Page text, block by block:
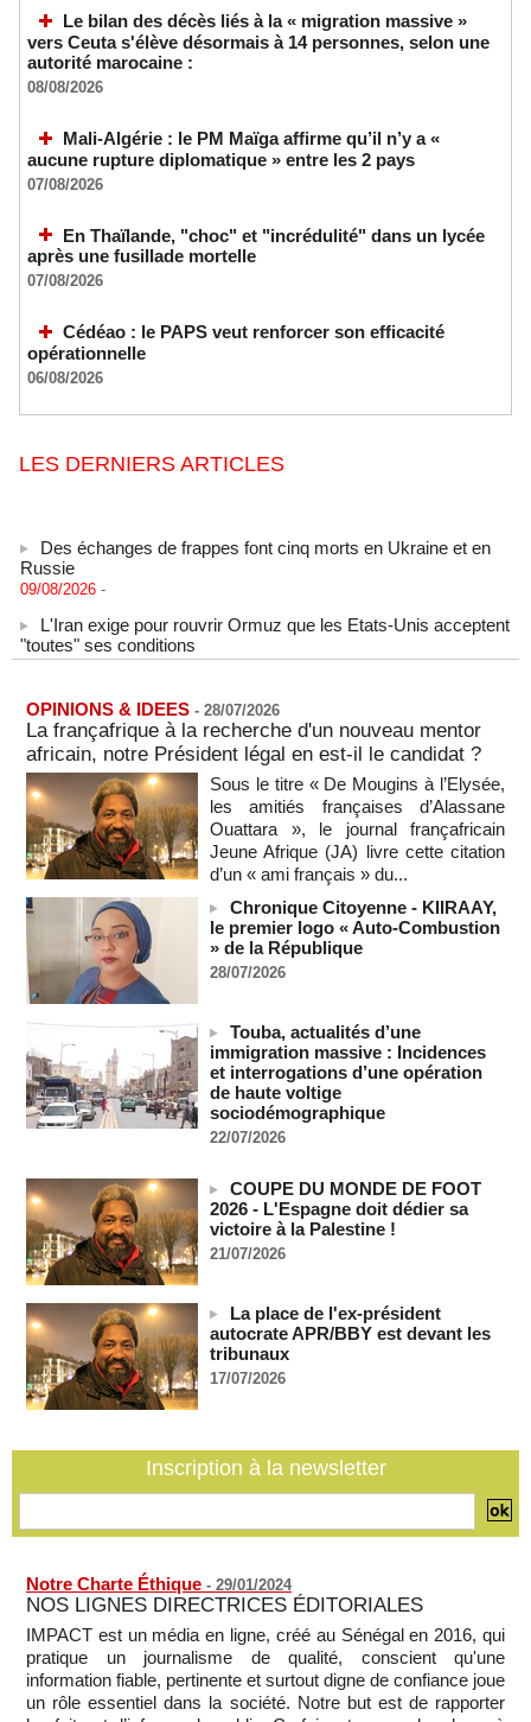
Le bilan des décès liés à la « migration massive »
vers Ceuta s'élève désormais à 14 personnes, selon une
autorité marocaine :
08/08/2026
Mali-Algérie : le PM Maïga affirme qu’il n’y a «
aucune rupture diplomatique » entre les 2 pays
07/08/2026
En Thaïlande, "choc" et "incrédulité" dans un lycée
après une fusillade mortelle
07/08/2026
Cédéao : le PAPS veut renforcer son efficacité
opérationnelle
06/08/2026
LES DERNIERS ARTICLES
Russie
09/08/2026
"toutes" ses conditions
09/08/2026 -
États-Unis
09/08/2026 -
Chine : plus d’un million de personnes évacuées avant
l’arrivée du typhon Dolphin
09/08/2026 -
un ancien colistier du Rassemblement national écroué pour
le meurtre présumé de son ex-compagne
09/08/2026 -
ENTRETIEN EXCLUSIF – Boubacar Boris Diop : « Dans le
Sahel, l’enjeu n’est pas la lutte pour la démocratie mais la
résistance à des puissances décidées à semer le chaos »
(Partie 2 & fin)
09/08/2026 -MOMAR DIENG
Les Émirats arabes unis annoncent que l'Iran a ciblé l'un de
leurs navires avec un missile dans le détroit d'Ormuz
08/08/2026 -
Le bilan des décès liés à la « migration massive » vers
Ceuta s'élève désormais à 14 personnes, selon une autorité
08/08/2026 -
Sénégal - Une revue de presse du 8 août 2026 (Par IA)
08/08/2026 -MOMO ALADJI
SENEGAL - Les Unes de la presse quotidienne du 8/9 août
2026
08/08/2026 -MOMO ALADJI
A Ceuta, les enfants migrants risquent d'être victimes de
maltraitance et d'exploitation, avertissent des ONG
07/08/2026 -
"Construction de la Grande Côte D'ivoire" : Le Président
Alassane Ouattara appelle à la contribution de toutes les forces
vives de la nation
OPINIONS & IDEES - 28/07/2026
La françafrique à la recherche d'un nouveau mentor
africain, notre Président légal en est-il le candidat ?
Sous le titre « De Mougins à l’Elysée,
les amitiés françaises d’Alassane
Ouattara », le journal françafricain
Jeune Afrique (JA) livre cette citation
d’un « ami français » du...
Chronique Citoyenne - KIIRAAY,
le premier logo « Auto-Combustion
» de la République
28/07/2026
Touba, actualités d’une
immigration massive : Incidences
et interrogations d’une opération
de haute voltige
sociodémographique
22/07/2026
COUPE DU MONDE DE FOOT
2026 - L'Espagne doit dédier sa
victoire à la Palestine !
21/07/2026
La place de l'ex-président
autocrate APR/BBY est devant les
tribunaux
17/07/2026
Inscription à la newsletter
Notre Charte Éthique - 29/01/2024
NOS LIGNES DIRECTRICES ÉDITORIALES
IMPACT est un média en ligne, créé au Sénégal en 2016, qui
pratique un journalisme de qualité, conscient qu'une
information fiable, pertinente et surtout digne de confiance joue
un rôle essentiel dans la société. Notre but est de rapporter